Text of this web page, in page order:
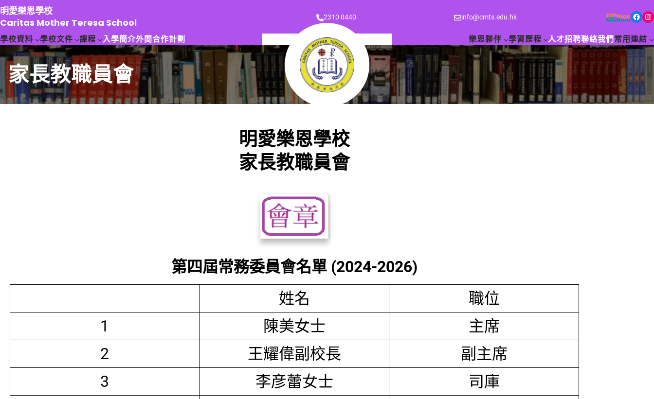
跳
至
主
要
容
明愛樂恩學校
Caritas Mother Teresa School
2310 0440 info@cmts.edu.hk Facebook Instagram
學校資料 學校文件 課程 入學簡介外間合作計劃 樂恩夥伴 學習歷程 人才招聘聯絡我們 常用連結
家長教職員會
明愛樂恩學校
家長教職員會
第四屆常務委員會名單 (2024-2026)
姓名
職位
1
陳美女士
主席
2
王耀偉副校長
副主席
3
李彦蕾女士
司庫